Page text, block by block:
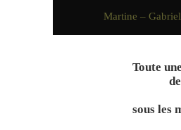
Martine –
Toute
sous les